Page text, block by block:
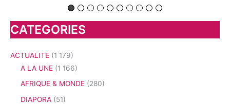
CATEGORIES
ACTUALITE (1 179)
A LA UNE (1 166)
AFRIQUE & MONDE (280)
DIAPORA (51)